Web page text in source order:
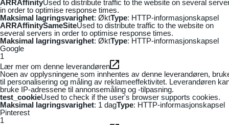
ARRAffinityUsed to distribute traffic to the website on several
in order to optimise response times.
Maksimal lagringsvarighet: ØktType: HTTP-informasjonskapsel
ARRAffinitySameSiteUsed to distribute traffic to the website on
several servers in order to optimise response times.
Maksimal lagringsvarighet: ØktType: HTTP-informasjonskapsel
Google
1
Lær mer om denne leverandøren
Noen av opplysningene som innhentes av denne leverandøren,
til personalisering og måling av reklameeffektivitet. Leverandøren
bruke IP-adressene til annonsemåling og -tilpasning.
test_cookieUsed to check if the user's browser supports cookies.
Maksimal lagringsvarighet: 1 dagType: HTTP-informasjonskapsel
Pinterest
1